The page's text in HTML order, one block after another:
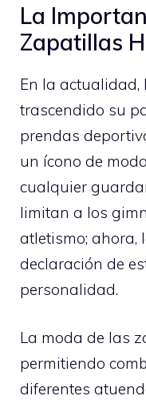
La
Zapatillas
En la
trascendido su
prendas
un ícono de
cualquier
limitan a los
atletismo; ahora,
declaración de
personalidad.
La moda de las
permitiendo
diferentes